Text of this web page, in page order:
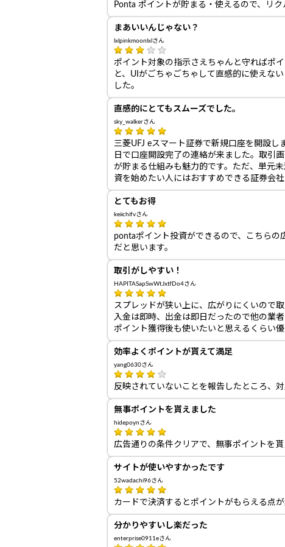
Ponta ポイントが貯まる・使えるので、リ
まあいいんじゃない？
lxlpinkmoonlxlさん
ポイント対象の指示さえちゃんと守ればポ
と、UIがごちゃごちゃして直感的に使えな
した。
直感的にとてもスムーズでした。
sky_walkerさん
三菱UFJ eスマート証券で新規口座を開設
日で口座開設完了の連絡が来ました。取引
が貯まる仕組みも魅力的です。ただ、単元
資を始めたい人にはおすすめできる証券会社
とてもお得
keiichifvさん
pontaポイント投資ができるので、こちら
だと思います。
取引がしやすい！
HAPITASapSwWtJxtfDo4さん
スプレッドが狭い上に、広がりにくいので
入金は即時、出金は即日だったので他の業
ポイント獲得後も使いたいと思えるくらい優
効率よくポイントが貰えて満足
yang0630さん
反映されていないことを報告したところ、
無事ポイントを貰えました
hidepoynさん
広告通りの条件クリアで、無事ポイントを貰
サイトが使いやすかったです
52wadachi96さん
カードで決済するとポイントがもらえる点が
分かりやすいし楽だった
enterprise0911eさん